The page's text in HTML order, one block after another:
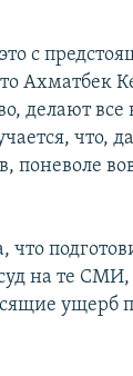
с
Ахматбек
делают
что,
поневоле
что
на те СМИ,
ущерб